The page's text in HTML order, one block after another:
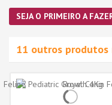
SEJA O PRIMEIRO A
11 outros produtos